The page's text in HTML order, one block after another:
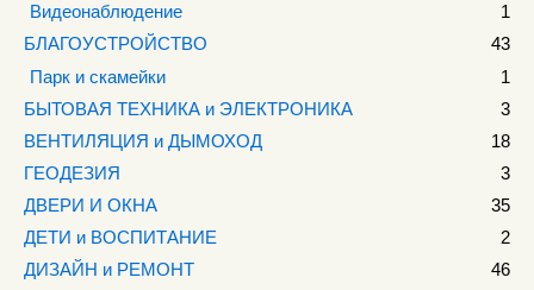
Видеонаблюдение
1
БЛАГОУСТРОЙСТВО
43
Парк и скамейки
1
БЫТОВАЯ ТЕХНИКА и ЭЛЕКТРОНИКА
3
ВЕНТИЛЯЦИЯ и ДЫМОХОД
18
ГЕОДЕЗИЯ
3
ДВЕРИ И ОКНА
35
ДЕТИ и ВОСПИТАНИЕ
2
ДИЗАЙН и РЕМОНТ
46